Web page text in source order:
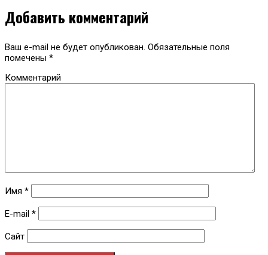
Добавить комментарий
Ваш e-mail не будет опубликован. Обязательные поля
помечены *
Комментарий
Имя *
E-mail *
Сайт